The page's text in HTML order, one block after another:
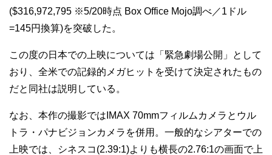
($316,972,795 ※5/20時点 Box Office Mojo調べ／1ドル
=145円換算)を突破した。
この度の日本での上映については「緊急劇場公開」として
おり、全米での記録的メガヒットを受けて決定されたもの
だと同社は説明している。
なお、本作の撮影ではIMAX 70mmフィルムカメラとウル
トラ・パナビジョンカメラを併用。一般的なシアターでの
上映では、シネスコ(2.39:1)よりも横長の2.76:1の画面で上